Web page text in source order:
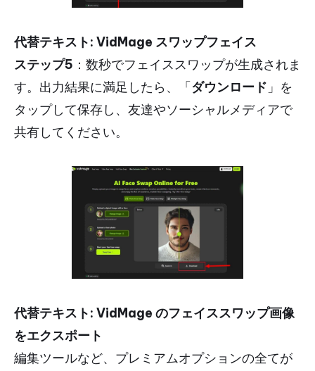
代替テキスト: VidMage スワップフェイス
ステップ5 ：数秒でフェイススワップが生成されま
す。出力結果に満足したら、「ダウンロード 」を
タップして保存し、友達やソーシャルメディアで
共有してください。
代替テキスト: VidMage のフェイススワップ画像
をエクスポート
編集ツールなど、プレミアムオプションの全てが